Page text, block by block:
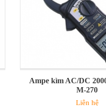
Ampe kìm AC/DC
M-270
Liên hệ